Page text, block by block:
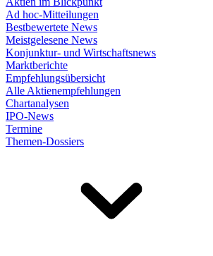
Ad hoc-Mitteilungen
Bestbewertete News
Meistgelesene News
Konjunktur- und Wirtschaftsnews
Marktberichte
Empfehlungsübersicht
Alle Aktienempfehlungen
Chartanalysen
IPO-News
Termine
Themen-Dossiers